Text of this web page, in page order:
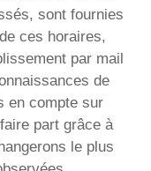
sont fournies
ces horaires,
par mail
de
en compte sur
part grâce à
le plus